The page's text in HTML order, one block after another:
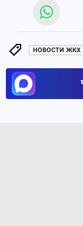
НОВОСТИ ЖКХ